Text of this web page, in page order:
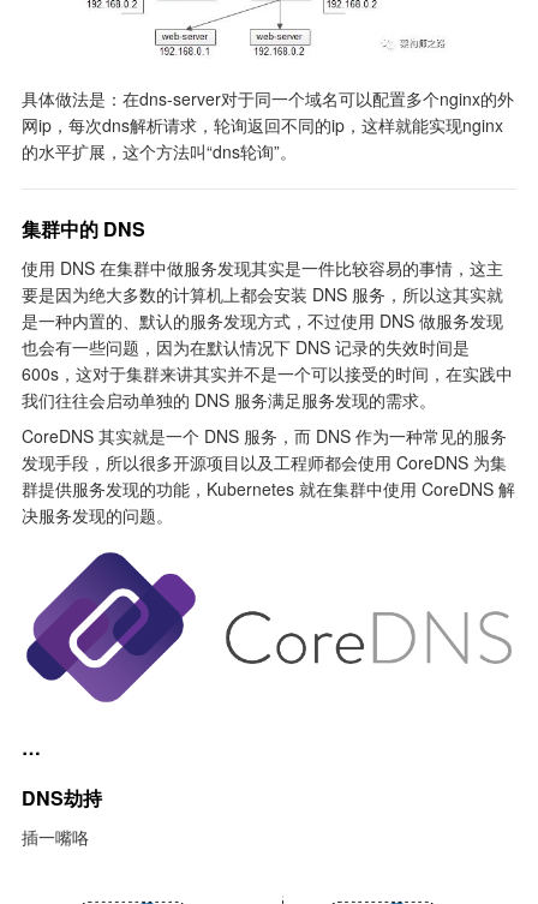
具体做法是：在dns-server对于同一个域名可以配置多个nginx的外
网ip，每次dns解析请求，轮询返回不同的ip，这样就能实现nginx
的水平扩展，这个方法叫“dns轮询”。
集群中的 DNS
使用 DNS 在集群中做服务发现其实是一件比较容易的事情，这主
要是因为绝大多数的计算机上都会安装 DNS 服务，所以这其实就
是一种内置的、默认的服务发现方式，不过使用 DNS 做服务发现
也会有一些问题，因为在默认情况下 DNS 记录的失效时间是
600s，这对于集群来讲其实并不是一个可以接受的时间，在实践中
我们往往会启动单独的 DNS 服务满足服务发现的需求。
CoreDNS 其实就是一个 DNS 服务，而 DNS 作为一种常见的服务
发现手段，所以很多开源项目以及工程师都会使用 CoreDNS 为集
群提供服务发现的功能，Kubernetes 就在集群中使用 CoreDNS 解
决服务发现的问题。
…
DNS劫持
插一嘴咯